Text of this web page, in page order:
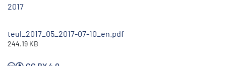
2017
teul_2017_05_2017-07-10_en.pdf
244.19 KB